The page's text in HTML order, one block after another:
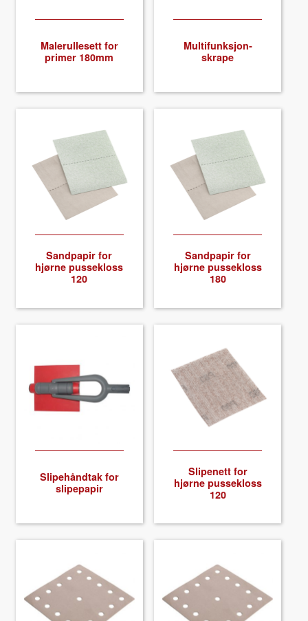
Malerulle­sett for
primer 180mm
Mul­ti­funksjon­
skrape
Sand­pa­pir for
hjørne pussek­loss
120
Sand­pa­pir for
hjørne pussek­loss
180
Slipehånd­tak for
slipepa­pir
Slipenett for
hjørne pussek­loss
120